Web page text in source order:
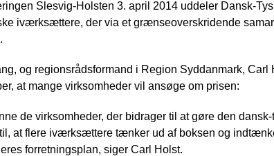
Slesvig-Holsten 3. april 2014 uddeler Dansk-
iværksættere, der via et grænseoverskridende
og regionsrådsformand i Region Syddanmark, Carl
at mange virksomheder vil ansøge om prisen:
de virksomheder, der bidrager til at gøre den
at flere iværksættere tænker ud af boksen og
forretningsplan, siger Carl Holst.